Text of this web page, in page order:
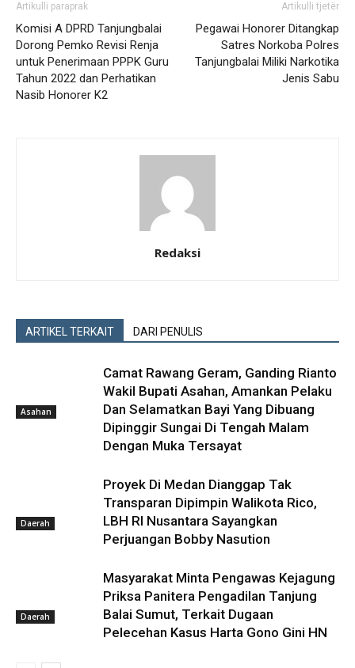
Artikulli paraprak
Komisi A DPRD Tanjungbalai
Dorong Pemko Revisi Renja
untuk Penerimaan PPPK Guru
Tahun 2022 dan Perhatikan
Nasib Honorer K2
Artikulli tjetër
Pegawai Honorer Ditangkap
Satres Norkoba Polres
Tanjungbalai Miliki Narkotika
Jenis Sabu
Redaksi
ARTIKEL TERKAIT DARI PENULIS
Asahan
Camat Rawang Geram, Ganding Rianto
Wakil Bupati Asahan, Amankan Pelaku
Dan Selamatkan Bayi Yang Dibuang
Dipinggir Sungai Di Tengah Malam
Dengan Muka Tersayat
Daerah
Proyek Di Medan Dianggap Tak
Transparan Dipimpin Walikota Rico,
LBH RI Nusantara Sayangkan
Perjuangan Bobby Nasution
Daerah
Masyarakat Minta Pengawas Kejagung
Priksa Panitera Pengadilan Tanjung
Balai Sumut, Terkait Dugaan
Pelecehan Kasus Harta Gono Gini HN